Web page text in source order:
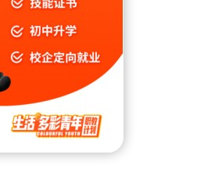
接受的是
力学子掌